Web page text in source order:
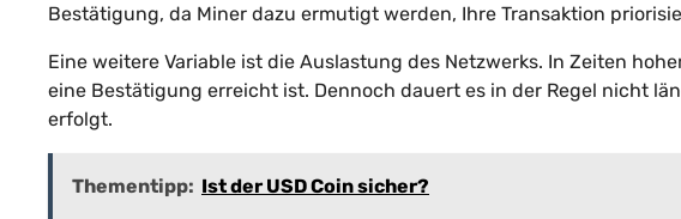
Bestätigung, da Miner dazu ermutigt werden, Ihre Transaktion
Eine weitere Variable ist die Auslastung des Netzwerks. In Zeiten
eine Bestätigung erreicht ist. Dennoch dauert es in der Regel nicht
erfolgt.
Thementipp: Ist der USD Coin sicher?